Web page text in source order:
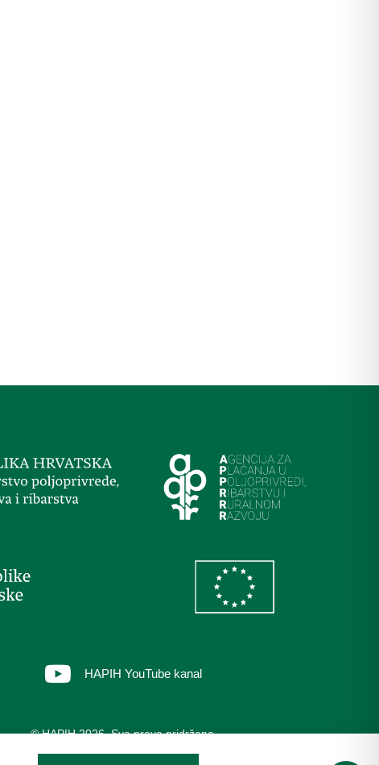
HAPIH YouTube kanal
© HAPIH 2026. Sva prava pridržana